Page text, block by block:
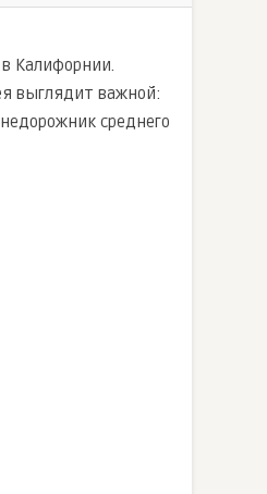
Калифорнии.
выглядит важной:
среднего